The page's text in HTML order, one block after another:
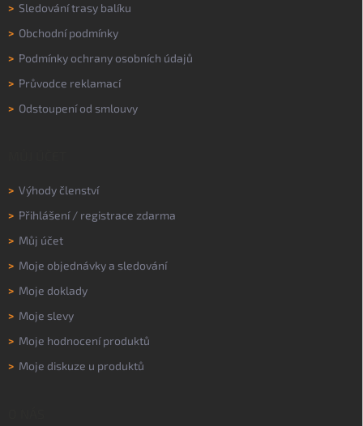
> Sledování trasy balíku
> Obchodní podmínky
> Podmínky ochrany osobních údajů
> Průvodce reklamací
> Odstoupení od smlouvy
> Výhody členství
> Přihlášení/ registrace zdarma
> Můj účet
> Moje objednávky a sledování
> Moje doklady
> Moje slevy
> Moje hodnocení produktů
> Moje diskuze u produktů